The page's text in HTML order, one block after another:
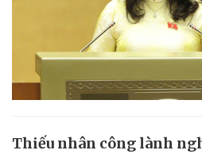
Thiếu nhân công lành